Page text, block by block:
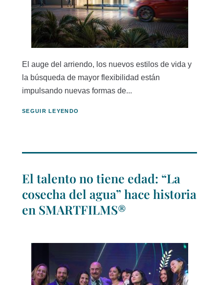
El auge del arriendo, los nuevos estilos de vida y
la búsqueda de mayor flexibilidad están
impulsando nuevas formas de...
SEGUIR LEYENDO
El talento no tiene edad: “La
cosecha del agua” hace historia
en SMARTFILMS®